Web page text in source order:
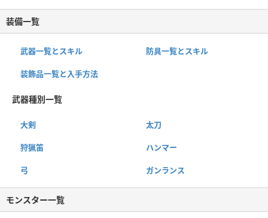
装備一覧
武器一覧とスキル 防具一覧とスキル
装飾品一覧と入手方法
武器種別一覧
大剣 太刀
狩猟笛 ハンマー
弓 ガンランス
モンスター一覧